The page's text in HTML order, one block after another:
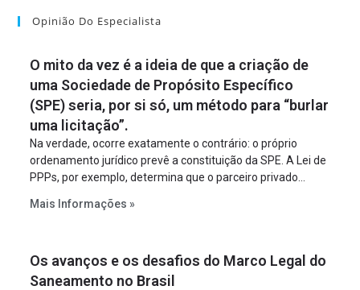
Opinião Do Especialista
O mito da vez é a ideia de que a criação de
uma Sociedade de Propósito Específico
(SPE) seria, por si só, um método para “burlar
uma licitação”.
Na verdade, ocorre exatamente o contrário: o próprio
ordenamento jurídico prevê a constituição da SPE. A Lei de
PPPs, por exemplo, determina que o parceiro privado
empreendimento. Ou seja, a suposta “fraude à licitação” é
projeto a projeto.
Mais Informações »
Os avanços e os desafios do Marco Legal do
Saneamento no Brasil